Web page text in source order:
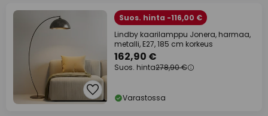
Suos. hinta -116,00 €
Lindby kaarilamppu Jonera, harmaa,
metalli, E27, 185 cm korkeus
162,90 €
Suos. hinta278,90 €
Varastossa